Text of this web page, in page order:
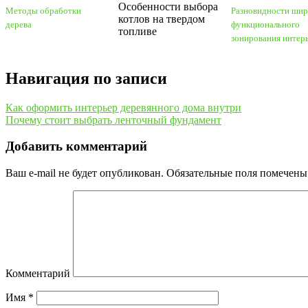
Методы обработки
дерева
Особенности выбора
котлов на твердом
топливе
Разновидности
функционального
зонирования
Навигация по записи
Как оформить интерьер деревянного дома внутри
Почему стоит выбрать ленточный фундамент
Добавить комментарий
Ваш e-mail не будет опубликован. Обязательные поля помечены
Комментарий
Имя *